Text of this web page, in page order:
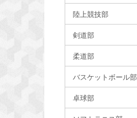
陸上競技部
剣道部
柔道部
バスケットボール部
卓球部